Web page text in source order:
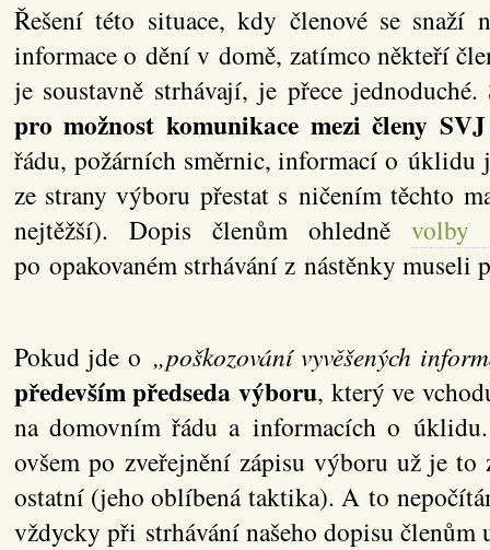
Řešení této situace, kdy členové se snaží
informace o dění v domě, zatímco někteří
je soustavně strhávají, je přece
pro možnost komunikace mezi členy SVJ
řádu, požárních směrnic, informací o úklidu
ze strany výboru přestat s ničením těchto
nejtěžší). Dopis členům ohledně volby
po opakovaném strhávání z nástěnky museli
Pokud jde o „poškozování vyvěšených
především předseda výboru, který ve
na domovním řádu a informacích o
ovšem po zveřejnění zápisu výboru už je
ostatní (jeho oblíbená taktika). A to
vždycky při strhávání našeho dopisu členům